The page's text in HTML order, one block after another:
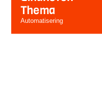
Thema
Automatisering